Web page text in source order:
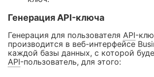
Генерация API-ключа
Генерация для пользователя API-
производится в веб-интерфейсе
каждой базы данных, с которой
API-пользователь, для этого: